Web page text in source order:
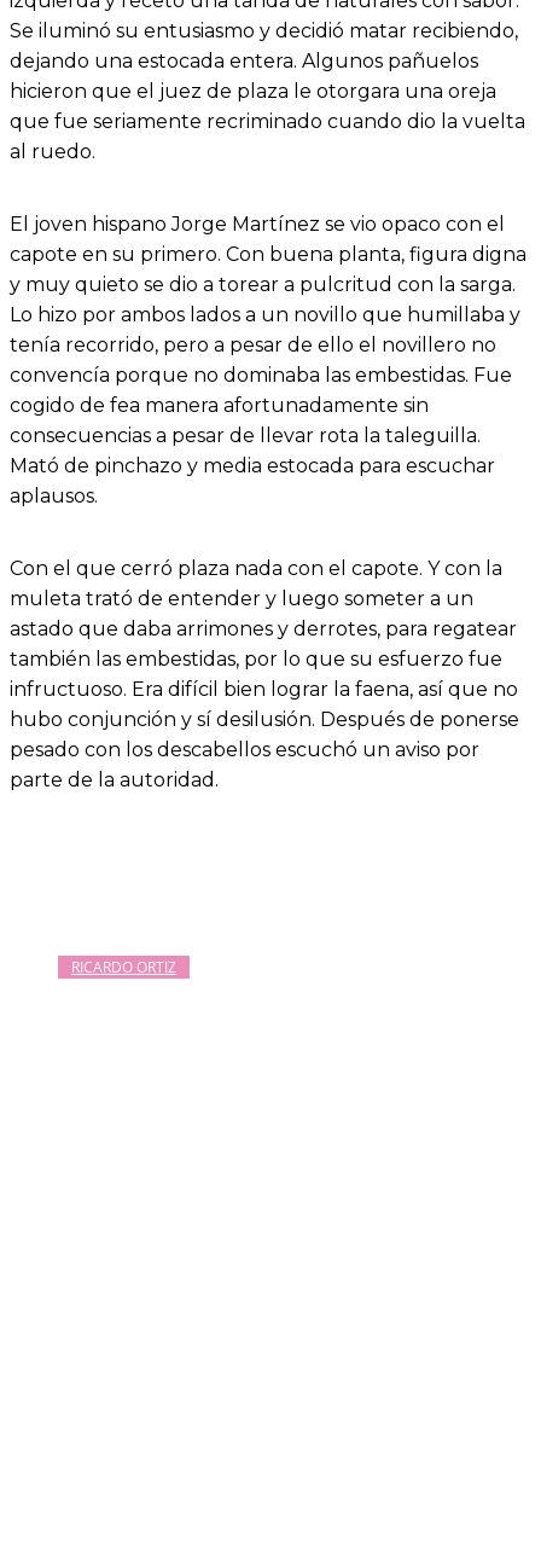
Se iluminó su entusiasmo y decidió matar recibiendo,
dejando una estocada entera. Algunos pañuelos
hicieron que el juez de plaza le otorgara una oreja
que fue seriamente recriminado cuando dio la vuelta
al ruedo.
El joven hispano Jorge Martínez se vio opaco con el
capote en su primero. Con buena planta, figura digna
y muy quieto se dio a torear a pulcritud con la sarga.
Lo hizo por ambos lados a un novillo que humillaba y
tenía recorrido, pero a pesar de ello el novillero no
convencía porque no dominaba las embestidas. Fue
cogido de fea manera afortunadamente sin
consecuencias a pesar de llevar rota la taleguilla.
Mató de pinchazo y media estocada para escuchar
aplausos.
Con el que cerró plaza nada con el capote. Y con la
muleta trató de entender y luego someter a un
astado que daba arrimones y derrotes, para regatear
también las embestidas, por lo que su esfuerzo fue
infructuoso. Era difícil bien lograr la faena, así que no
hubo conjunción y sí desilusión. Después de ponerse
pesado con los descabellos escuchó un aviso por
parte de la autoridad.
RICARDO ORTIZ